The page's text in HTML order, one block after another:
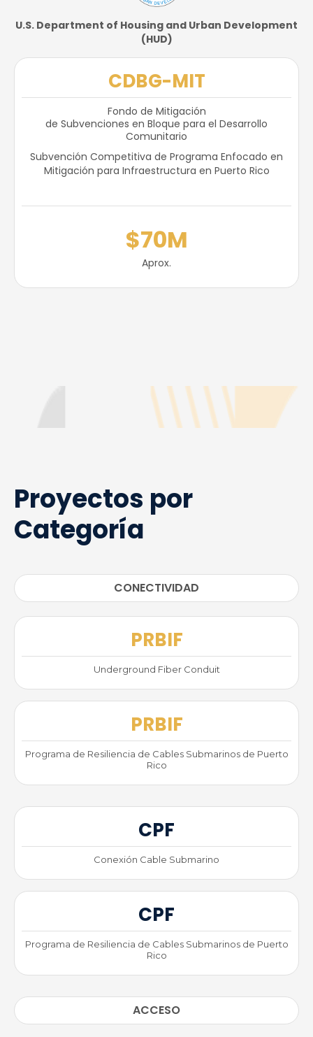
U.S. Department of Housing and Urban Development
(HUD)​
CDBG-MIT
Fondo de Mitigación
de Subvenciones en Bloque para el Desarrollo
Comunitario
Subvención Competitiva de Programa Enfocado en
Mitigación para Infraestructura en Puerto Rico
$70M
Aprox.
Proyectos por
Categoría
CONECTIVIDAD
PRBIF
Underground Fiber Conduit
PRBIF
Programa de Resiliencia de Cables Submarinos de Puerto
Rico
CPF
Conexión Cable Submarino
CPF
Programa de Resiliencia de Cables Submarinos de Puerto
Rico
ACCESO